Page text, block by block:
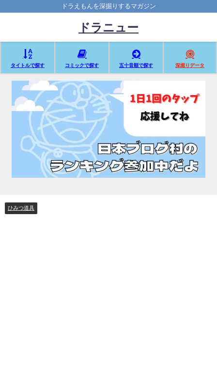
ドラえもんを深掘りするマガジン
ドラニュー
タイトルで探す コミックで探す 五十音順で探す 深堀りデータ
ひみつ道具